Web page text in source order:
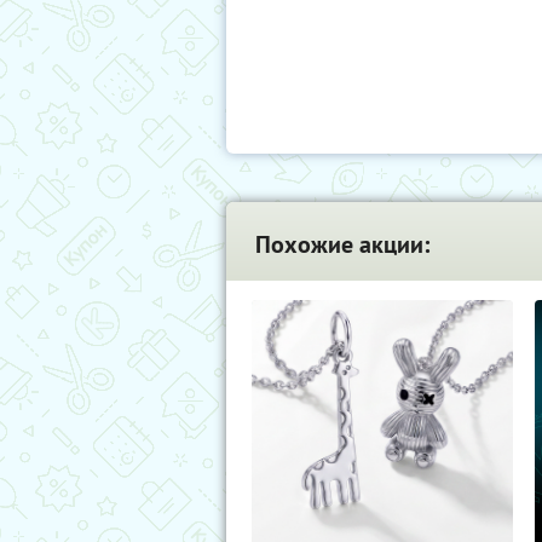
Похожие акции: